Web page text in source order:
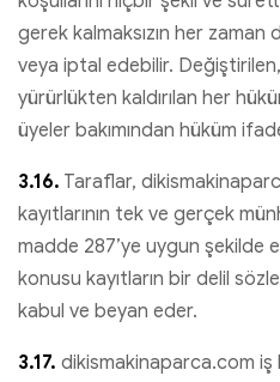
gerek kalmaksızın her
veya iptal edebilir.
yürürlükten kaldırılan her
üyeler bakımından hüküm
3.16. Taraflar,
kayıtlarının tek ve gerçek
madde 287’ye uygun şekilde
konusu kayıtların bir delil
kabul ve beyan eder.
3.17. dikismakinaparca.com iş